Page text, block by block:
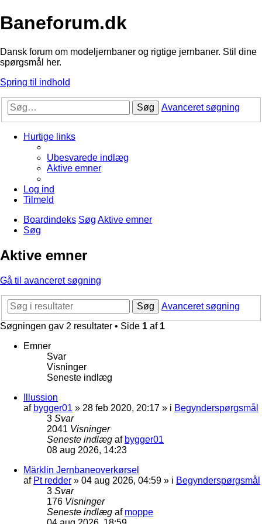
Baneforum.dk
Dansk forum om modeljernbaner og rigtige jernbaner. Stil dine
spørgsmål her.
Spring til indhold
Søg Avanceret søgning
Hurtige links
Ubesvarede indlæg
Aktive emner
Log ind
Tilmeld
Boardindeks Søg Aktive emner
Søg
Aktive emner
Gå til avanceret søgning
Søg
Avanceret søgning
Søgningen gav 2 resultater • Side 1 af 1
Emner
Svar
Visninger
Seneste indlæg
Illussion
af bygger01 » 28 feb 2020, 20:17 » i Begynderspørgsmål
3 Svar
2041 Visninger
Seneste indlæg af bygger01
08 aug 2026, 14:23
Märklin Jernbaneoverkørsel
af Pt redder » 04 aug 2026, 04:59 » i Begynderspørgsmål
3 Svar
176 Visninger
Seneste indlæg af moppe